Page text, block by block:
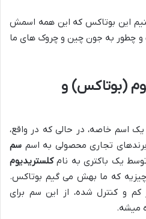
این بوتاکس که این همه اسمش
چطور به جون چین و چروک های ما
(بوتاکس) و
اسم خاصه، در حالی که در واقع،
سم
یک باکتری به نامکلستریدیوم
که ما بهش می گیم بوتاکس.
کم و کنترل شده، از این سم برای
میشه.